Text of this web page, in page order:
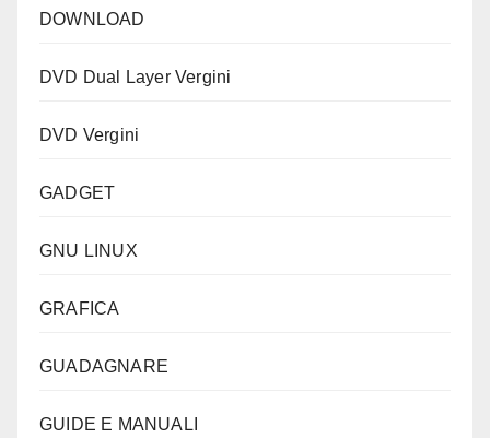
DOWNLOAD
DVD Dual Layer Vergini
DVD Vergini
GADGET
GNU LINUX
GRAFICA
GUADAGNARE
GUIDE E MANUALI